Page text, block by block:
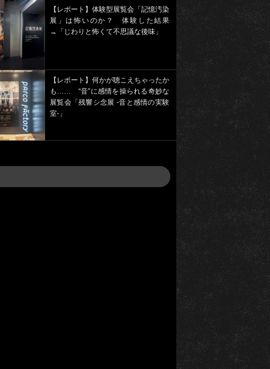
【レポート】体験型展覧会「記憶汚染
展」は怖いのか？ 体験した結果
→「じわりと怖くて不思議な後味」
【レポート】何かが聴こえちゃったか
も…… “音”に感情を操られる奇妙な
展覧会「残響シ念展 -⾳と感情の実験
室-」